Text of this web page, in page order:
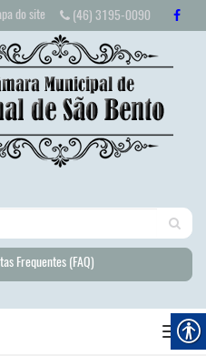
do site (46) 3195-0090
Frequentes (FAQ)